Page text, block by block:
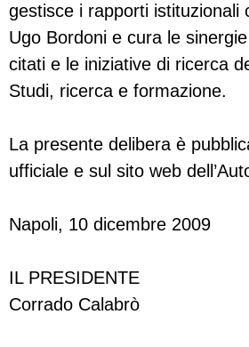
gestisce i rapporti istituzionali
Ugo Bordoni e cura le
citati e le iniziative di ricerca
Studi, ricerca e formazione.
La presente delibera è
ufficiale e sul sito web
Napoli, 10 dicembre 2009
IL PRESIDENTE
Corrado Calabrò